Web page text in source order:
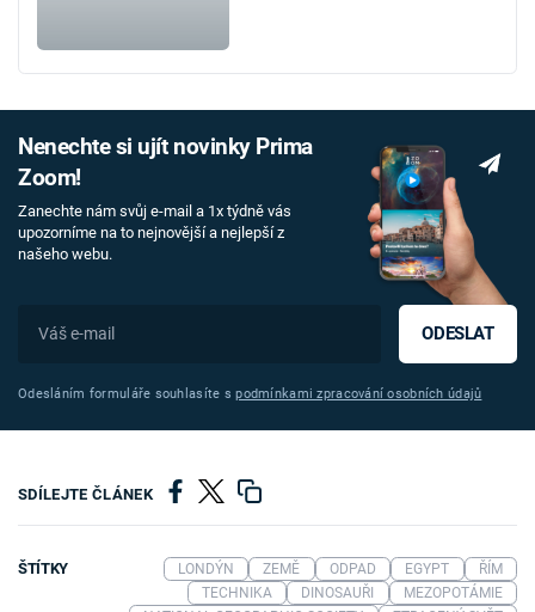
Nenechte si ujít novinky Prima
Zoom!
Zanechte nám svůj e-mail a 1x týdně vás
upozorníme na to nejnovější a nejlepší z
našeho webu.
ODESLAT
Odesláním formuláře souhlasíte spodmínkami zpracování osobních údajů
SDÍLEJTE ČLÁNEK
ŠTÍTKY LONDÝN ZEMĚ ODPAD EGYPT
ŘÍM
TECHNIKA
DINOSAUŘI
MEZOPOTÁMIE